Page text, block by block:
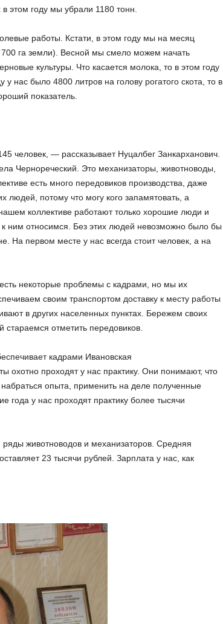
этом году мы убрали 1180 тонн.
работы. Кстати, в этом году мы на месяц
га земли). Весной мы смело можем начать
культуры. Что касается молока, то в этом году
нас было 4800 литров на голову рогатого скота, то в
показатель.
человек, — рассказывает Нуцалбег Занкарханович.
Чернореческий. Это механизаторы, животноводы,
есть много передовиков производства, даже
людей, потому что могу кого запамятовать, а
коллективе работают только хорошие люди и
ним относимся. Без этих людей невозможно было бы
На первом месте у нас всегда стоит человек, а на
некоторые проблемы с кадрами, но мы их
своим транспортом доставку к месту работы
в других населенных пунктах. Бережем своих
отметить передовиков.
кадрами Ивановская
охотно проходят у нас практику. Они понимают, что
опыта, применить на деле полученные
года у нас проходят практику более тысячи
животноводов и механизаторов. Средняя
23 тысячи рублей. Зарплата у нас, как